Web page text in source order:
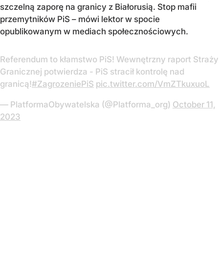
szczelną zaporę na granicy z Białorusią. Stop mafii
przemytników PiS – mówi lektor w spocie
opublikowanym w mediach społecznościowych.
Referendum to kłamstwo PiS! Wewnętrzny raport Straży
Granicznej potwierdza - PiS stracił kontrolę nad
granicą!#ZagrozeniePiS pic.twitter.com/VmZTkuxuoL
— PlatformaObywatelska (@Platforma_org) October 11,
2023